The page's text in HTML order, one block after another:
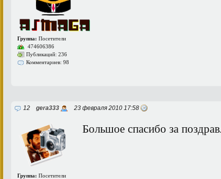
Группа: Посетители
474606386
Публикаций: 236
Комментариев: 98
12 gera333 23 февраля 2010 17:58
Группа: Посетители
Большое спасибо за